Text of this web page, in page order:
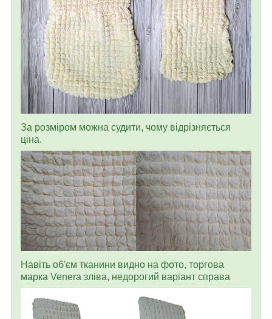
За розміром можна судити, чому відрізняється
ціна.
Навіть об'єм тканини видно на фото, торгова
марка Venera зліва, недорогий варіант справа